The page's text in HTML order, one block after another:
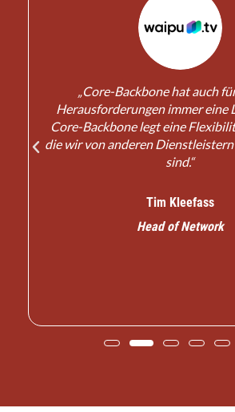
„Core-Backbone hat auch
Herausforderungen immer eine
Core-Backbone legt eine
die wir von anderen
sind.“
Tim Kleefass
Head of Network